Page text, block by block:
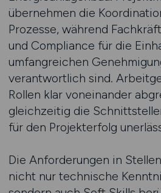
übernehmen die
Prozesse, während
und Compliance für die
umfangreichen
verantwortlich sind.
Rollen klar voneinander
gleichzeitig die
für den Projekterfolg
Die Anforderungen in
nicht nur technische